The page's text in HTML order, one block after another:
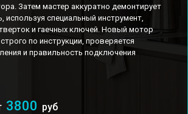
Затем мастер аккуратно демонтирует
используя специальный инструмент,
и гаечных ключей. Новый мотор
по инструкции, проверяется
и правильность подключения
3800 руб